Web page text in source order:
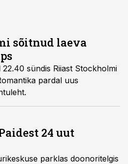
sõitnud laeva
pardal uus
Õhtuleht.
24 uut
parklas doonoritelgis